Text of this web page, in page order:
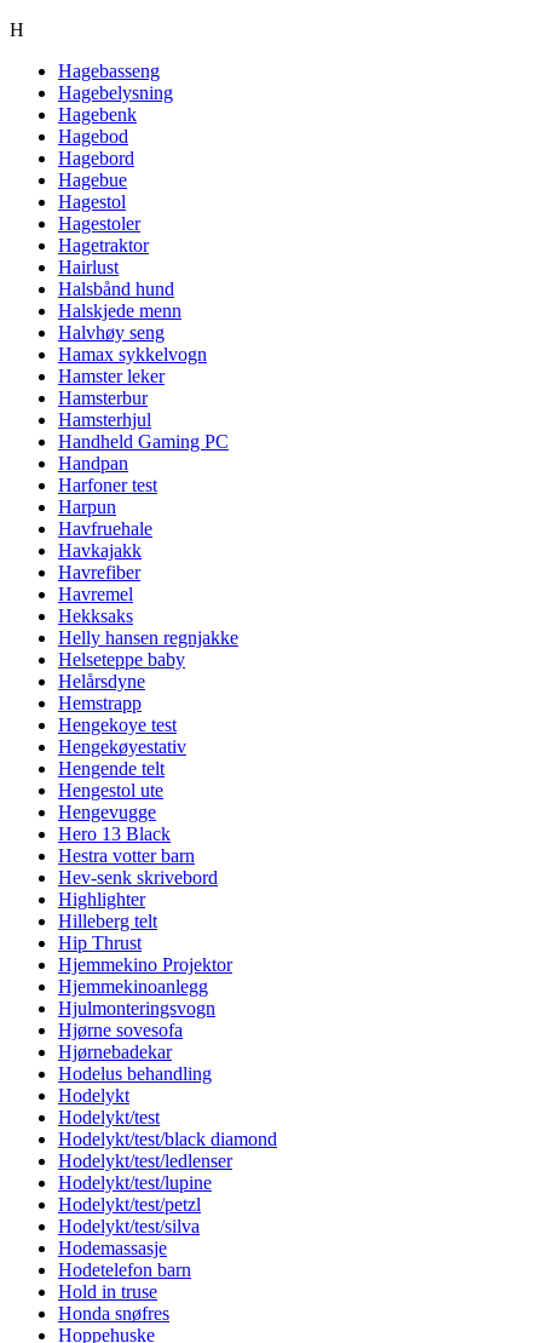
H
Hagebasseng
Hagebelysning
Hagebenk
Hagebod
Hagebord
Hagebue
Hagestol
Hagestoler
Hagetraktor
Hairlust
Halsbånd hund
Halskjede menn
Halvhøy seng
Hamax sykkelvogn
Hamster leker
Hamsterbur
Hamsterhjul
Handheld Gaming PC
Handpan
Harfoner test
Harpun
Havfruehale
Havkajakk
Havrefiber
Havremel
Hekksaks
Helly hansen regnjakke
Helseteppe baby
Helårsdyne
Hemstrapp
Hengekoye test
Hengekøyestativ
Hengende telt
Hengestol ute
Hengevugge
Hero 13 Black
Hestra votter barn
Hev-senk skrivebord
Highlighter
Hilleberg telt
Hip Thrust
Hjemmekino Projektor
Hjemmekinoanlegg
Hjulmonteringsvogn
Hjørne sovesofa
Hjørnebadekar
Hodelus behandling
Hodelykt
Hodelykt/test
Hodelykt/test/black diamond
Hodelykt/test/ledlenser
Hodelykt/test/lupine
Hodelykt/test/petzl
Hodelykt/test/silva
Hodemassasje
Hodetelefon barn
Hold in truse
Honda snøfres
Hoppehuske